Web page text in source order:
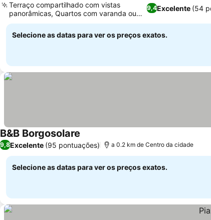
9,4Excelente (54
Terraço compartilhado com vistas
panorâmicas, Quartos com varanda ou
terraço privativo
Selecione as datas para ver os preços exatos.
B&B Borgosolare
9,8Excelente (95 pontuações) a 0.2 km de Centro da cidade
Selecione as datas para ver os preços exatos.